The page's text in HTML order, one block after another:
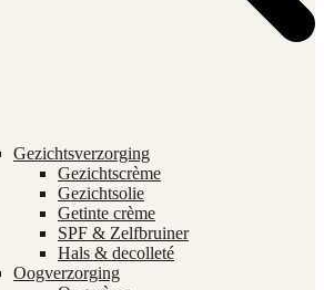
Gezichtsverzorging
Gezichtscrème
Gezichtsolie
Getinte crème
SPF & Zelfbruiner
Hals & decolleté
Oogverzorging